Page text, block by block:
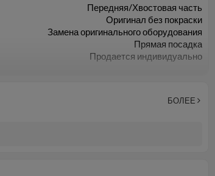
Передняя/Хвостовая часть
Оригинал без покраски
Замена оригинального оборудования
Прямая посадка
Продается индивидуально
БОЛЕЕ